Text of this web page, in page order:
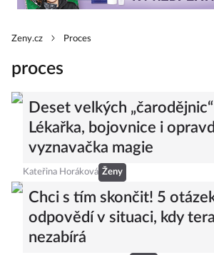
Zeny.cz Proces
proces
Deset velkých
Lékařka, bojovnice i
vyznavačka magie
Kateřina Horáková Ženy
Chci s tím skončit! 5
odpovědí v situaci, kdy
nezabírá